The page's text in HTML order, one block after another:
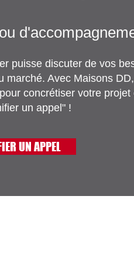
puisse discuter de vos
Avec Maisons
concrétiser votre
un appel" !
UN APPEL